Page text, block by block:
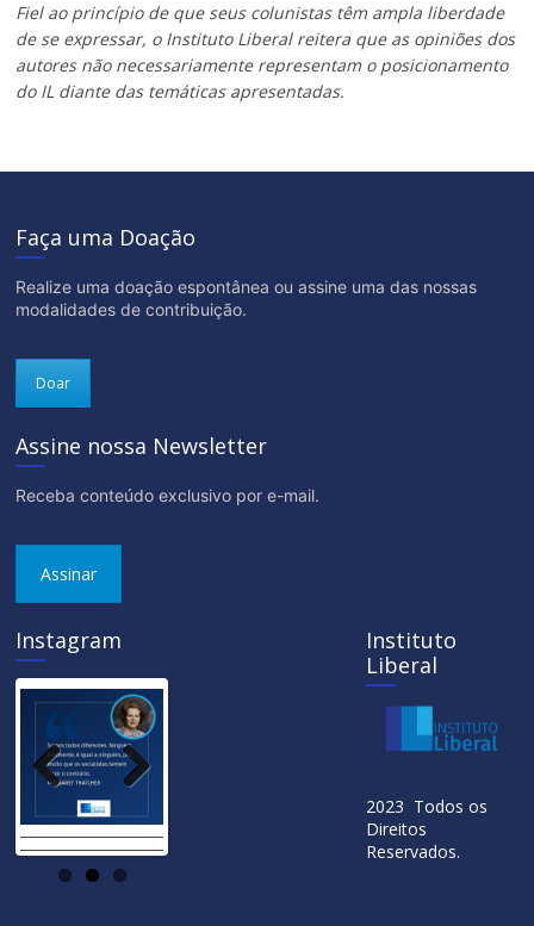
Fiel ao princípio de que seus colunistas têm ampla liberdade
de se expressar, o Instituto Liberal reitera que as opiniões dos
autores não necessariamente representam o posicionamento
do IL diante das temáticas apresentadas.
Faça uma Doação
Realize uma doação espontânea ou assine uma das nossas
modalidades de contribuição.
Doar
Assine nossa Newsletter
Receba conteúdo exclusivo por e-mail.
Assinar
Instagram
ous
Instituto
Liberal
2023 Todos os
Direitos
Reservados.